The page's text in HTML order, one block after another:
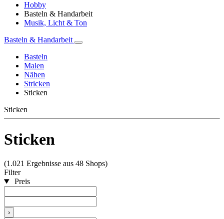
Hobby
Basteln & Handarbeit
Musik, Licht & Ton
Basteln & Handarbeit
Basteln
Malen
Nähen
Stricken
Sticken
Sticken
Sticken
(1.021 Ergebnisse aus 48 Shops)
Filter
Preis
›